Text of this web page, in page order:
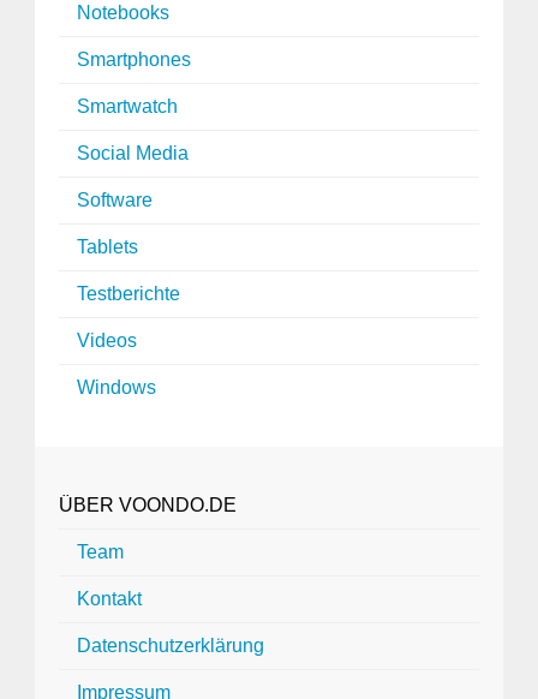
Notebooks
Smartphones
Smartwatch
Social Media
Software
Tablets
Testberichte
Videos
Windows
ÜBER VOONDO.DE
Team
Kontakt
Datenschutzerklärung
Impressum